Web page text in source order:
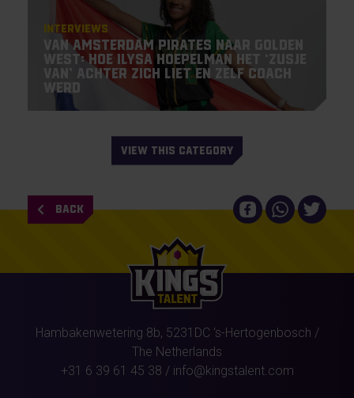
Interviews
Van Amsterdam Pirates naar Golden
West: hoe Ilysa Hoepelman het ‘zusje
van’ achter zich liet en zelf coach
werd
VIEW THIS CATEGORY
BACK
Hambakenwetering 8b, 5231DC 's-Hertogenbosch /
The Netherlands
+31 6 39 61 45 38 / info@kingstalent.com